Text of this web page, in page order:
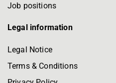
Job positions
Legal information
Legal Notice
Terms & Conditions